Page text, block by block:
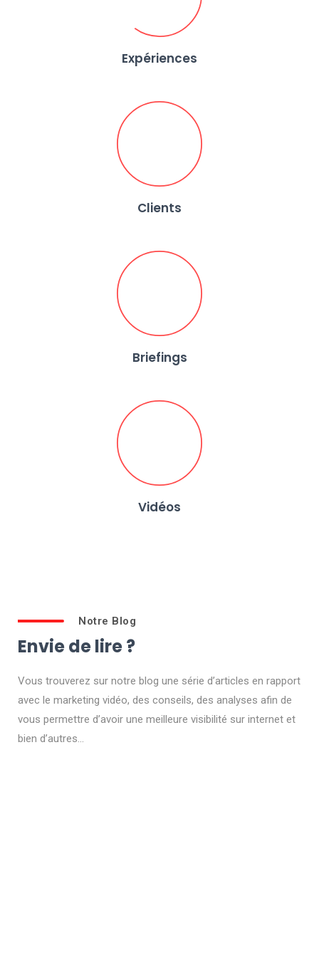
Expériences
Clients
Briefings
Vidéos
Notre Blog
Envie de lire ?
Vous trouverez sur notre blog une série d’articles en rapport
avec le marketing vidéo, des conseils, des analyses afin de
vous permettre d’avoir une meilleure visibilité sur internet et
bien d’autres…